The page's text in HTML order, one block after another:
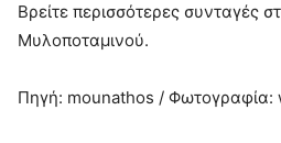
Βρείτε περισσότερες συνταγές
Μυλοποταμινού.
Πηγή: mounathos / Φωτογραφία: